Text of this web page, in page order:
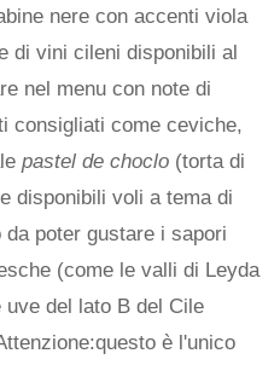
nere con accenti viola
di vini cileni disponibili al
nel menu con note di
consigliati come ceviche,
pastel de choclo (torta di
disponibili voli a tema di
poter gustare i sapori
(come le valli di Leyda
del lato B del Cile
è l'unico